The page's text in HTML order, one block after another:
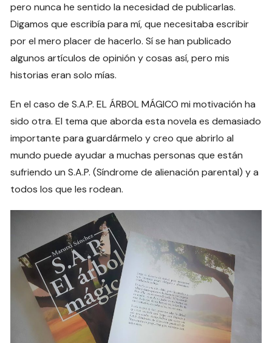
pero nunca he sentido la necesidad de publicarlas.
Digamos que escribía para mí, que necesitaba escribir
por el mero placer de hacerlo. Sí se han publicado
algunos artículos de opinión y cosas así, pero mis
historias eran solo mías.
En el caso de S.A.P. EL ÁRBOL MÁGICO mi motivación ha
sido otra. El tema que aborda esta novela es demasiado
importante para guardármelo y creo que abrirlo al
mundo puede ayudar a muchas personas que están
sufriendo un S.A.P. (Síndrome de alienación parental) y a
todos los que les rodean.